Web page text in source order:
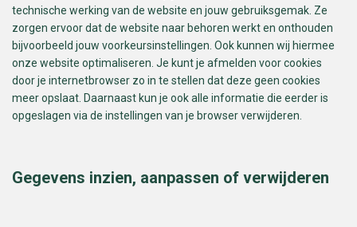
technische werking van de website en jouw gebruiksgemak. Ze
zorgen ervoor dat de website naar behoren werkt en onthouden
bijvoorbeeld jouw voorkeursinstellingen. Ook kunnen wij hiermee
onze website optimaliseren. Je kunt je afmelden voor cookies
door je internetbrowser zo in te stellen dat deze geen cookies
meer opslaat. Daarnaast kun je ook alle informatie die eerder is
opgeslagen via de instellingen van je browser verwijderen.
Gegevens inzien, aanpassen of verwijderen